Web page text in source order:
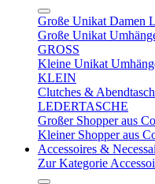
Große Unikat Damen
Große Unikat
GROSS
Kleine Unikat
KLEIN
Clutches &
LEDERTASCHE
Großer Shopper aus
Kleiner Shopper aus
Accessoires &
Zur Kategorie